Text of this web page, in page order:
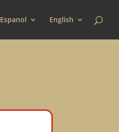
Espanol English